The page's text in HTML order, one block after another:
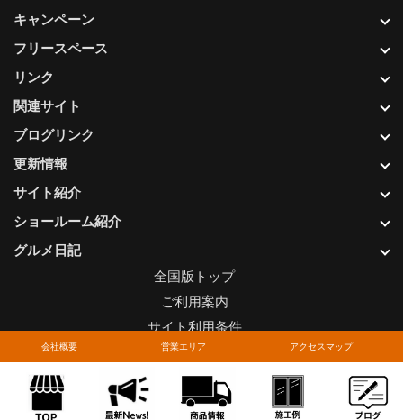
会社概要 営業エリア アクセスマップ
更新情報
サイト紹介
ショールーム紹介
グルメ日記
キャンペーン
フリースペース
リンク
関連サイト
ブログリンク
全国版トップ
ご利用案内
サイト利用条件
プライバシーポリシー
関連リンク
お問い合わせについて